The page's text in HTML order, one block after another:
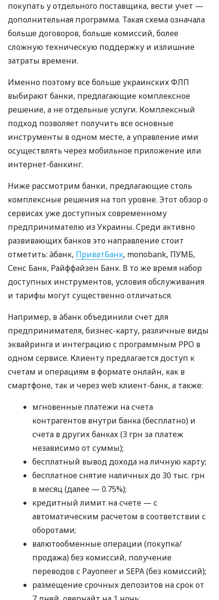
покупать у отдельного поставщика, вести учет —
дополнительная программа. Такая схема означала
больше договоров, больше комиссий, более
сложную техническую поддержку и излишние
затраты времени.
Именно поэтому все больше украинских ФЛП
выбирают банки, предлагающие комплексное
решение, а не отдельные услуги. Комплексный
подход позволяет получить все основные
инструменты в одном месте, а управление ими
осуществлять через мобильное приложение или
интернет-банкинг.
Ниже рассмотрим банки, предлагающие столь
комплексные решения на топ уровне. Этот обзор о
сервисах уже доступных современному
предпринимателю из Украины. Среди активно
развивающих банков это направление стоит
отметить: àбанк, ПриватБанк, monobank, ПУМБ,
Сенс Банк, Райффайзен Банк. В то же время набор
доступных инструментов, условия обслуживания
и тарифы могут существенно отличаться.
Например, в àбанк объединили счет для
предпринимателя, бизнес-карту, различные виды
эквайринга и интеграцию с программным РРО в
одном сервисе. Клиенту предлагается доступ к
счетам и операциям в формате онлайн, как в
смартфоне, так и через web клиент-банк, а также:
мгновенные платежи на счета
контрагентов внутри банка (бесплатно) и
счета в других банках (3 грн за платеж
независимо от суммы);
бесплатный вывод дохода на личную карту;
бесплатное снятие наличных до 30 тыс. грн
в месяц (далее — 0.75%);
кредитный лимит на счете — с
автоматическим расчетом в соответствии с
оборотами;
валютообменные операции (покупка/
продажа) без комиссий, получение
переводов с Payoneer и SEPA (без комиссий);
размещение срочных депозитов на срок от